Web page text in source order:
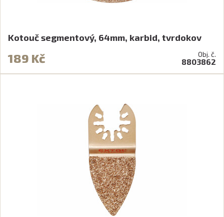
Kotouč segmentový, 64mm, karbid, tvrdokov
189 Kč Obj. č.
8803862